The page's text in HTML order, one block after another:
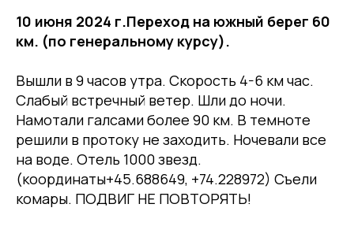
10 июня 2024 г.Переход на южный берег 60
км. (по генеральному курсу).
Вышли в 9 часов утра. Скорость 4-6 км час.
Слабый встречный ветер. Шли до ночи.
Намотали галсами более 90 км. В темноте
решили в протоку не заходить. Ночевали все
на воде. Отель 1000 звезд.
(координаты+45.688649, +74.228972) Съели
комары. ПОДВИГ НЕ ПОВТОРЯТЬ!